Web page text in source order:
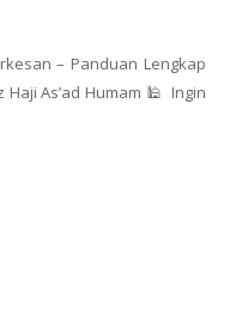
– Panduan Lengkap
As’ad Humam 🕌 Ingin